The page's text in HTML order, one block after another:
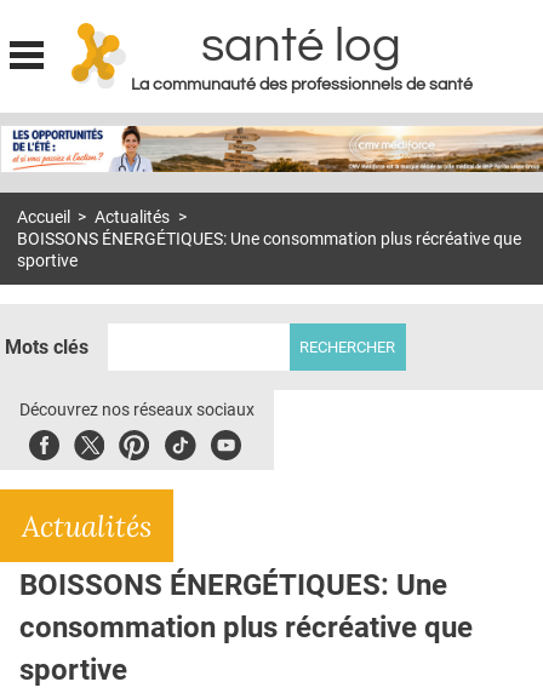
Jump to navigation
santé log
La communauté des professionnels de santé
MON COMPTE
S'ABONNER À LA REVUE SOIN À DOMICILE
ACTUS
E-REVUE SAD
THÉMA
Accueil > Actualités >
BOISSONS ÉNERGÉTIQUES: Une consommation plus récréative que
sportive
Mots clés
Découvrez nos réseaux sociaux
FacebookTwitterPinterest
TiktokYoubute
Actualités
BOISSONS ÉNERGÉTIQUES: Une
consommation plus récréative que
sportive